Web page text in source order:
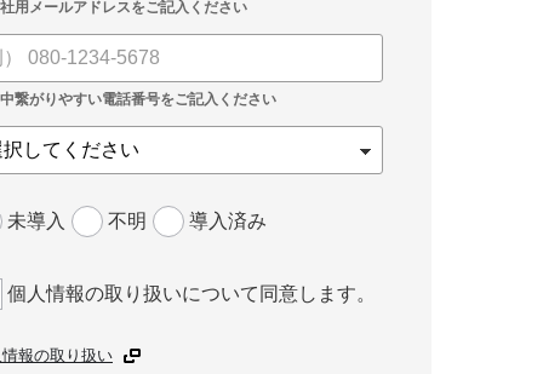
未導入 不明 導入済み
個人情報の取り扱いについて同意します。
報の取り扱い